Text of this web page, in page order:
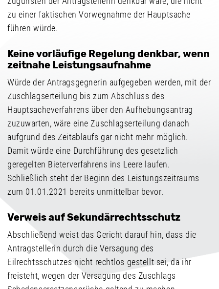
zu einer faktischen Vorwegnahme der Hauptsache
führen würde.
Keine vorläufige Regelung denkbar, wenn
zeitnahe Leistungsaufnahme
Würde der Antragsgegnerin aufgegeben werden, mit der
Zuschlagserteilung bis zum Abschluss des
Hauptsacheverfahrens über den Aufhebungsantrag
zuzuwarten, wäre eine Zuschlagserteilung danach
aufgrund des Zeitablaufs gar nicht mehr möglich.
Damit würde eine Durchführung des gesetzlich
geregelten Bieterverfahrens ins Leere laufen.
Schließlich steht der Beginn des Leistungszeitraums
zum 01.01.2021 bereits unmittelbar bevor.
Verweis auf Sekundärrechtsschutz
Abschließend weist das Gericht darauf hin, dass die
Antragstellerin durch die Versagung des
Eilrechtsschutzes nicht rechtlos gestellt sei, da ihr
freisteht, wegen der Versagung des Zuschlags